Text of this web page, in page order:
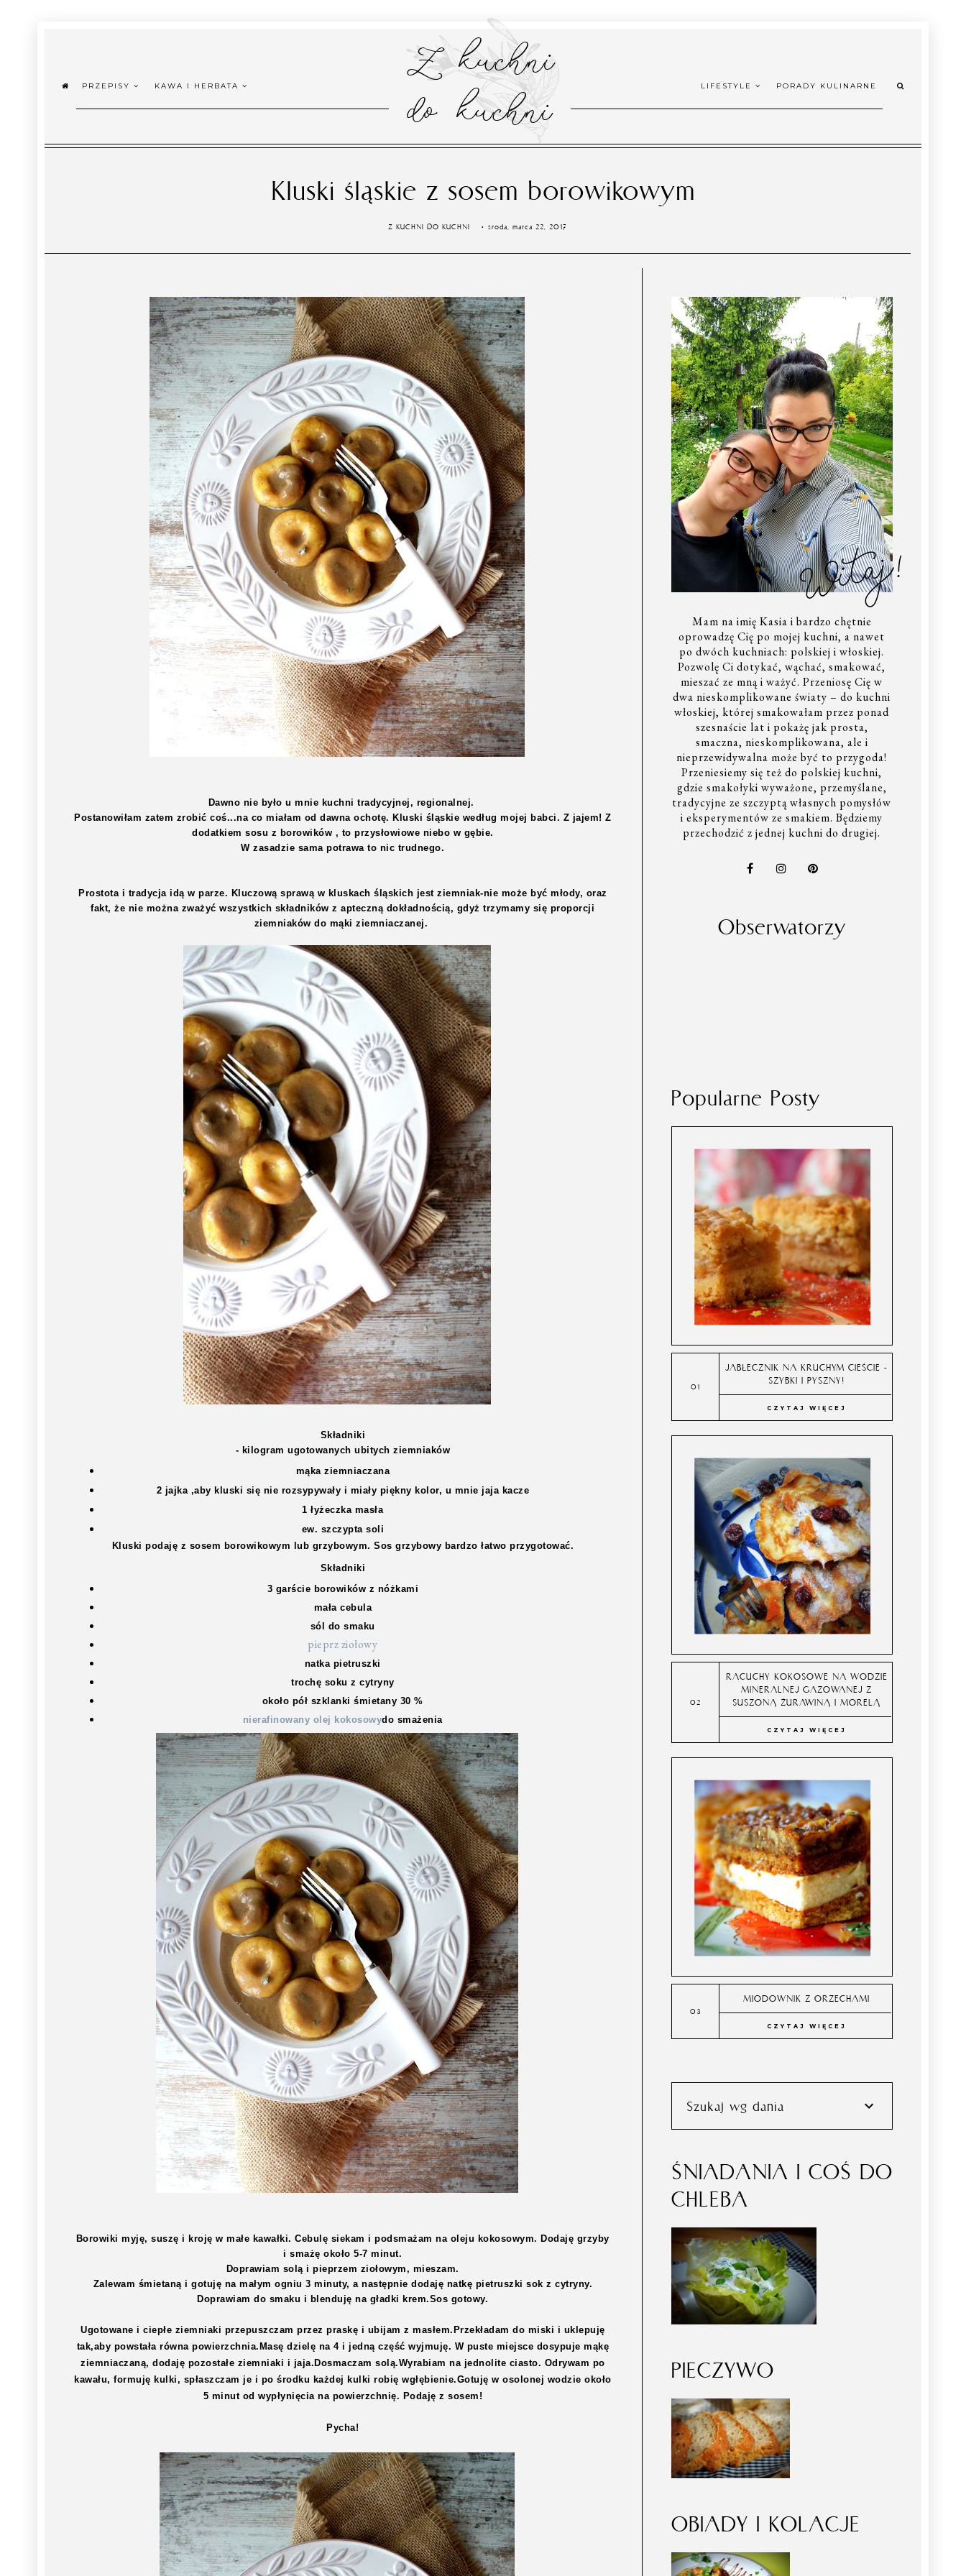
PRZEPISY KAWA I HERBATA
Z kuchni
do kuchni
LIFESTYLE PORADY KULINARNE
Kluski śląskie z sosem borowikowym
Z KUCHNI DO KUCHNI środa, marca 22, 2017
Dawno nie było u mnie kuchni tradycyjnej, regionalnej.
Postanowiłam zatem zrobić coś...na co miałam od dawna ochotę. Kluski śląskie według mojej babci. Z jajem! Z
dodatkiem sosu z borowików , to przysłowiowe niebo w gębie.
W zasadzie sama potrawa to nic trudnego.
Prostota i tradycja idą w parze. Kluczową sprawą w kluskach śląskich jest ziemniak-nie może być młody, oraz
fakt, że nie można zważyć wszystkich składników z apteczną dokładnością, gdyż trzymamy się proporcji
ziemniaków do mąki ziemniaczanej.
Składniki
- kilogram ugotowanych ubitych ziemniaków
mąka ziemniaczana
2 jajka ,aby kluski się nie rozsypywały i miały piękny kolor, u mnie jaja kacze
1 łyżeczka masła
ew. szczypta soli
Kluski podaję z sosem borowikowym lub grzybowym. Sos grzybowy bardzo łatwo przygotować.
Składniki
3 garście borowików z nóżkami
mała cebula
sól do smaku
pieprz ziołowy
natka pietruszki
trochę soku z cytryny
około pół szklanki śmietany 30 %
nierafinowany olej kokosowydo smażenia
Borowiki myję, suszę i kroję w małe kawałki. Cebulę siekam i podsmażam na oleju kokosowym. Dodaję grzyby
i smażę około 5-7 minut.
Doprawiam solą i pieprzem ziołowym, mieszam.
Zalewam śmietaną i gotuję na małym ogniu 3 minuty, a następnie dodaję natkę pietruszki sok z cytryny.
Doprawiam do smaku i blenduję na gładki krem.Sos gotowy.
Ugotowane i ciepłe ziemniaki przepuszczam przez praskę i ubijam z masłem.Przekładam do miski i uklepuję
tak,aby powstała równa powierzchnia.Masę dzielę na 4 i jedną część wyjmuję. W puste miejsce dosypuje mąkę
ziemniaczaną, dodaję pozostałe ziemniaki i jaja.Dosmaczam solą.Wyrabiam na jednolite ciasto. Odrywam po
kawału, formuję kulki, spłaszczam je i po środku każdej kulki robię wgłębienie.Gotuję w osolonej wodzie około
5 minut od wypłynięcia na powierzchnię. Podaję z sosem!
Pycha!
Witaj!
Mam na imię Kasia i bardzo chętnie
oprowadzę Cię po mojej kuchni, a nawet
po dwóch kuchniach: polskiej i włoskiej.
Pozwolę Ci dotykać, wąchać, smakować,
mieszać ze mną i ważyć. Przeniosę Cię w
dwa nieskomplikowane światy – do kuchni
włoskiej, której smakowałam przez ponad
szesnaście lat i pokażę jak prosta,
smaczna, nieskomplikowana, ale i
nieprzewidywalna może być to przygoda!
Przeniesiemy się też do polskiej kuchni,
gdzie smakołyki wyważone, przemyślane,
tradycyjne ze szczyptą własnych pomysłów
i eksperymentów ze smakiem. Będziemy
przechodzić z jednej kuchni do drugiej.
Obserwatorzy
Popularne Posty
JABŁECZNIK NA KRUCHYM CIEŚCIE -
SZYBKI I PYSZNY!
CZYTAJ WIĘCEJ
RACUCHY KOKOSOWE NA WODZIE
MINERALNEJ GAZOWANEJ Z
SUSZONĄ ŻURAWINĄ I MORELĄ
CZYTAJ WIĘCEJ
MIODOWNIK Z ORZECHAMI
CZYTAJ WIĘCEJ
Szukaj wg dania
ŚNIADANIA I COŚ DO
CHLEBA
PIECZYWO
OBIADY I KOLACJE